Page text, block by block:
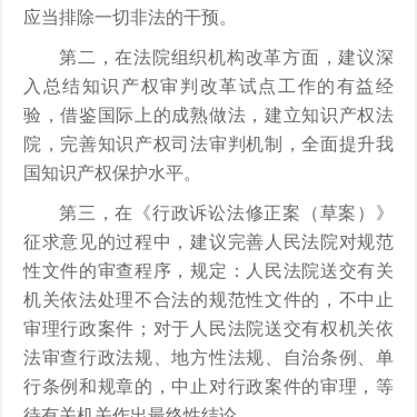
应当排除一切非法的干预。
第二，在法院组织机构改革方面，建议深
入总结知识产权审判改革试点工作的有益经
验，借鉴国际上的成熟做法，建立知识产权法
院，完善知识产权司法审判机制，全面提升我
国知识产权保护水平。
第三，在《行政诉讼法修正案（草案）》
征求意见的过程中，建议完善人民法院对规范
性文件的审查程序，规定：人民法院送交有关
机关依法处理不合法的规范性文件的，不中止
审理行政案件；对于人民法院送交有权机关依
法审查行政法规、地方性法规、自治条例、单
行条例和规章的，中止对行政案件的审理，等